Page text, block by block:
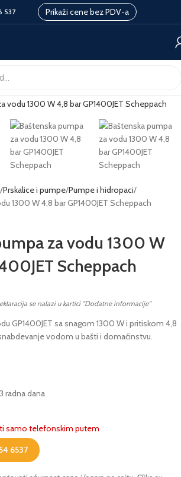
537 Prikaži cene bez PDV-a
Prskalice i pumpe Pumpe i hidropaci
1300 W 4,8 bar GP1400JET Scheppach
za vodu 1300 W
Scheppach
se nalazi u kartici "Dodatne informacije"
GP1400JET sa snagom 1300 W i pritiskom 4,8
vodom u bašti i domaćinstvu.
radna dana
samo telefonskim putem
6537